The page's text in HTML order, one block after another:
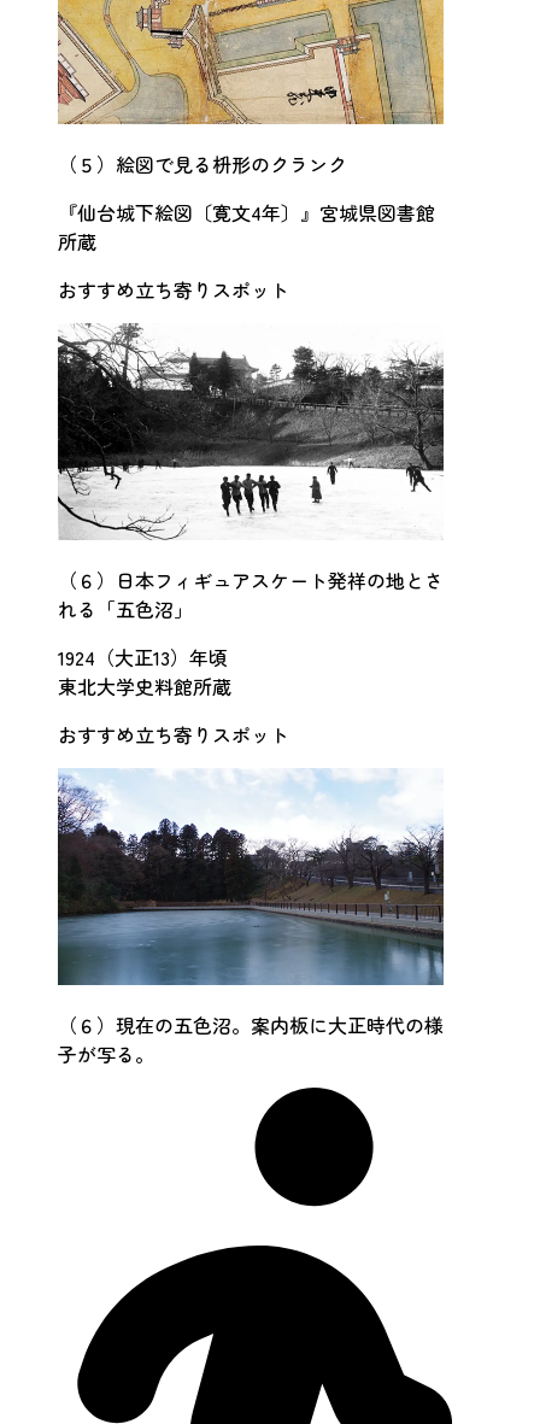
（５）絵図で見る枡形のクランク
『仙台城下絵図〔寛文4年〕』宮城県図書館
所蔵
おすすめ立ち寄りスポット
（６）日本フィギュアスケート発祥の地とさ
れる「五色沼」
1924（大正13）年頃
東北大学史料館所蔵
おすすめ立ち寄りスポット
（６）現在の五色沼。案内板に大正時代の様
子が写る。